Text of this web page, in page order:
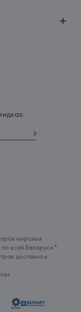
мировых
всей Беларуси*.
доставка в
»